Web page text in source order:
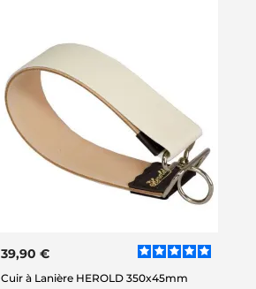
39,90 €
Cuir à Lanière HEROLD 350x45mm